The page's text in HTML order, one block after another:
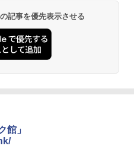
記事を優先表示させる
館」